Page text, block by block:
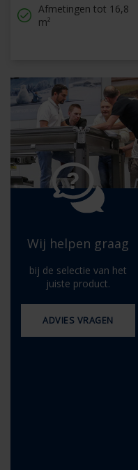
Afmetingen tot 16,8
m²
Wij helpen graag
bij de selectie van het
juiste product.
ADVIES VRAGEN